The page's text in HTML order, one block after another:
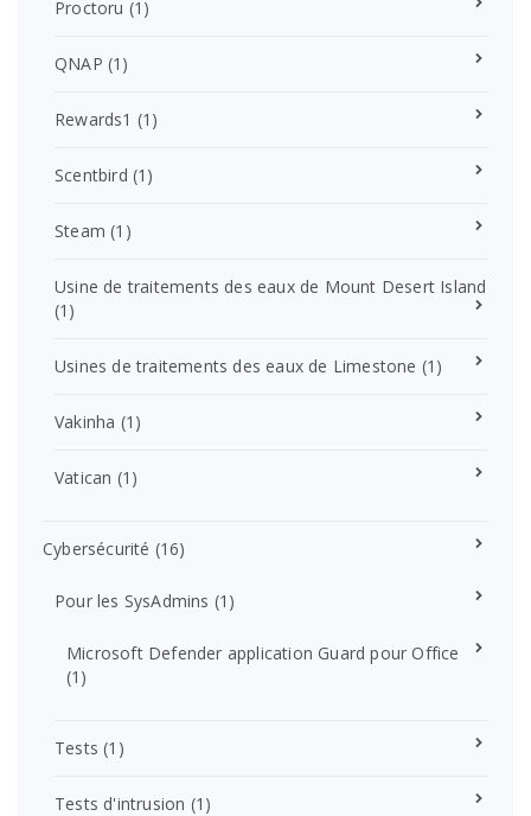
Proctoru (1)
QNAP (1)
Rewards1 (1)
Scentbird (1)
Steam (1)
Usine de traitements des eaux de Mount Desert Island
(1)
Usines de traitements des eaux de Limestone (1)
Vakinha (1)
Vatican (1)
Cybersécurité (16)
Pour les SysAdmins (1)
Microsoft Defender application Guard pour Office
(1)
Tests (1)
Tests d'intrusion (1)